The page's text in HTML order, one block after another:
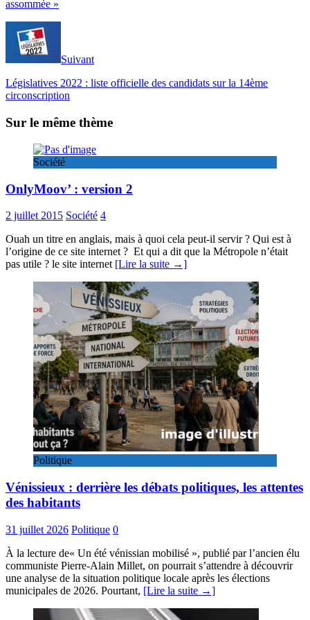
assommée »
Suivant
Législatives 2022 : liste officielle des candidats sur la 14ème
circonscription
Sur le même thème
Société
OnlyMoov’ : version 2
2 juillet 2015 Société 4
Ouah un titre en anglais, mais à quoi cela peut-il servir ? Qui est à
l’origine de ce site internet ? Et qui a dit que la Métropole n’était
pas utile ? le site internet [Lire la suite →]
Politique
Vénissieux : derrière les débats politiques, les attentes
des habitants
31 juillet 2026 Politique 0
À la lecture de« Un été vénissian mobilisé », publié par l’ancien élu
communiste Pierre-Alain Millet, on pourrait s’attendre à découvrir
une analyse de la situation politique locale après les élections
municipales de 2026. Pourtant, [Lire la suite →]